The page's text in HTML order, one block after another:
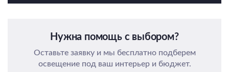
Нужна помощь с выбором?
Оставьте заявку и мы бесплатно подберем
освещение под ваш интерьер и бюджет.